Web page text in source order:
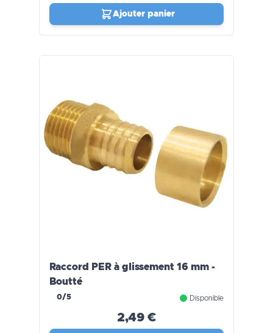
Ajouter panier
Raccord PER à glissement 16 mm -
Boutté
0/5 Disponible
2,49 €